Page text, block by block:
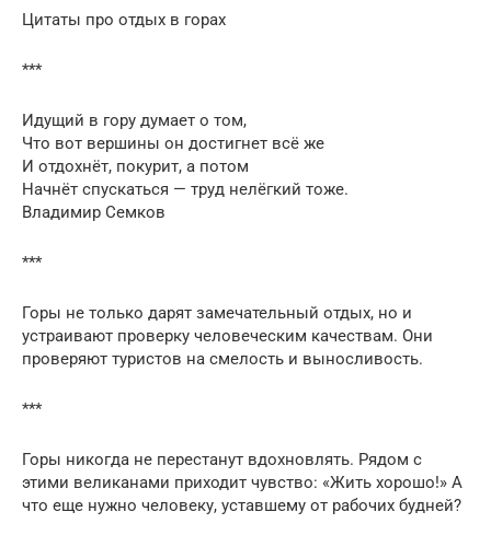
Цитаты про отдых в горах
***
Идущий в гору думает о том,
Что вот вершины он достигнет всё же
И отдохнёт, покурит, а потом
Начнёт спускаться — труд нелёгкий тоже.
Владимир Семков
***
Горы не только дарят замечательный отдых, но и
устраивают проверку человеческим качествам. Они
проверяют туристов на смелость и выносливость.
***
Горы никогда не перестанут вдохновлять. Рядом с
этими великанами приходит чувство: «Жить хорошо!» А
что еще нужно человеку, уставшему от рабочих будней?